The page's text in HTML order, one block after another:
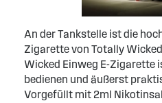
An der Tankstelle ist die
Zigarette von Totally
Wicked Einweg E-Zigarette
bedienen und äußerst
Vorgefüllt mit 2ml